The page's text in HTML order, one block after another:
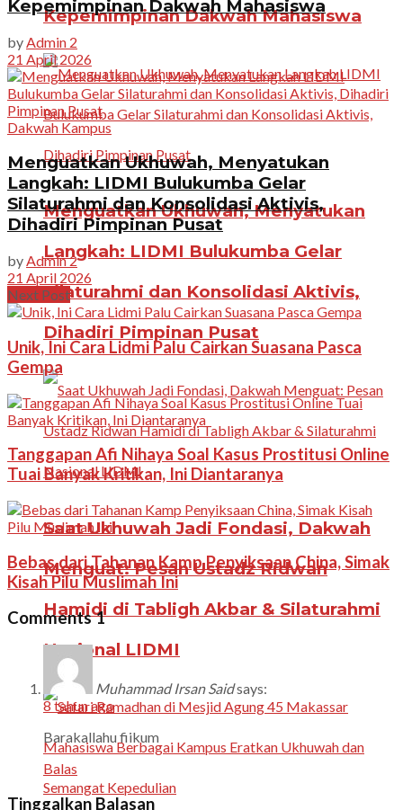
Kepemimpinan Dakwah Mahasiswa
Menguatkan Ukhuwah, Menyatukan
Langkah: LIDMI Bulukumba Gelar
Silaturahmi dan Konsolidasi Aktivis,
Dihadiri Pimpinan Pusat
Saat Ukhuwah Jadi Fondasi, Dakwah
Menguat: Pesan Ustadz Ridwan
Hamidi di Tabligh Akbar & Silaturahmi
Nasional LIDMI
Kepemimpinan Dakwah Mahasiswa
by Admin 2
21 April 2026
Dakwah Kampus
Menguatkan Ukhuwah, Menyatukan
Langkah: LIDMI Bulukumba Gelar
Silaturahmi dan Konsolidasi Aktivis,
Dihadiri Pimpinan Pusat
byAdmin 2
21 April 2026
Next Post
Unik, Ini Cara Lidmi Palu Cairkan Suasana Pasca
Gempa
Tanggapan Afi Nihaya Soal Kasus Prostitusi Online
Tuai Banyak Kritikan, Ini Diantaranya
Bebas dari Tahanan Kamp Penyiksaan China, Simak
Kisah Pilu Muslimah Ini
Comments1
Muhammad Irsan Saidsays:
8 tahun ago
Barakallahu fiikum
Balas
Tinggalkan Balasan